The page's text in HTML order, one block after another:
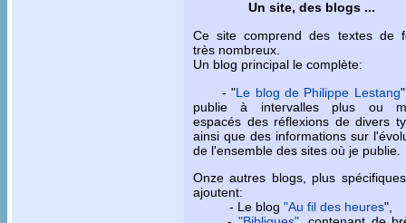
Un site, des blogs ...
Ce site comprend des textes de
très nombreux.
Un blog principal le complète:
- "Le blog de Philippe Lestang
publie à intervalles plus ou
espacés des réflexions de divers
ainsi que des informations sur
de l'ensemble des sites où je publie.
Onze autres blogs, plus
ajoutent:
- Le blog "Au fil des heures",